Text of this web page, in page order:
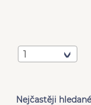
1
Nejčastěji